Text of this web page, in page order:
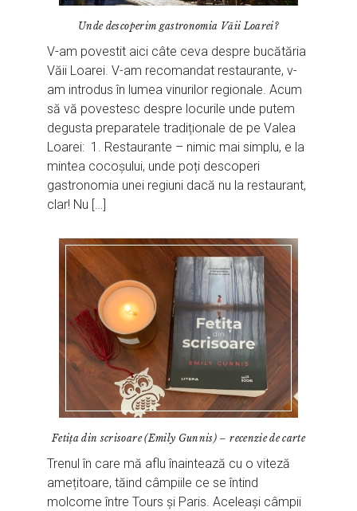
Unde descoperim gastronomia Văii Loarei?
V-am povestit aici câte ceva despre bucătăria
Văii Loarei. V-am recomandat restaurante, v-
am introdus în lumea vinurilor regionale. Acum
să vă povestesc despre locurile unde putem
degusta preparatele tradiționale de pe Valea
Loarei: 1. Restaurante – nimic mai simplu, e la
mintea cocoșului, unde poți descoperi
gastronomia unei regiuni dacă nu la restaurant,
clar! Nu […]
Fetița din scrisoare (Emily Gunnis) – recenzie de carte
Trenul în care mă aflu înaintează cu o viteză
amețitoare, tăind câmpiile ce se întind
molcome între Tours și Paris. Aceleași câmpii